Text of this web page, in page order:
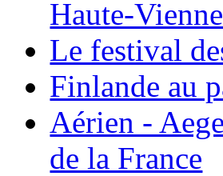
Haute-Vienne
Le festival
Finlande au
Aérien -
de la France